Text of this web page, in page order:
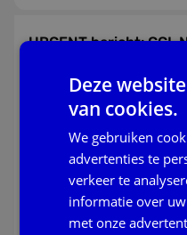
URGENT bericht:
Algemeen
Per 15 juni a.s. worden
domeinnamen niet
Netwerk- en Rijks
onze en andere
10 juni 2026
Lees verder
Deze
van cookies.
We gebruiken
advertenties te
verkeer te
informatie over
met onze